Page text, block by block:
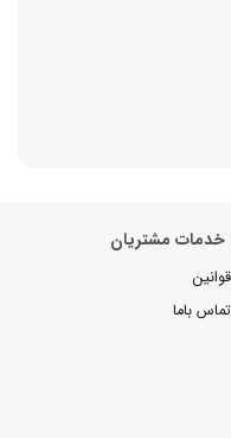
خدمات مشتریان
قوانین
تماس باما